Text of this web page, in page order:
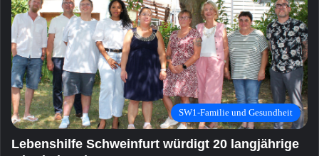
SW1-Familie und Gesundheit
Lebenshilfe Schweinfurt würdigt 20 langjährige